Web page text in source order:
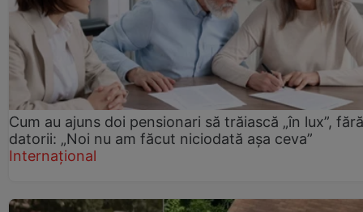
Cum au ajuns doi pensionari să trăiască „în lux”, fără
datorii: „Noi nu am făcut niciodată așa ceva”
Internațional